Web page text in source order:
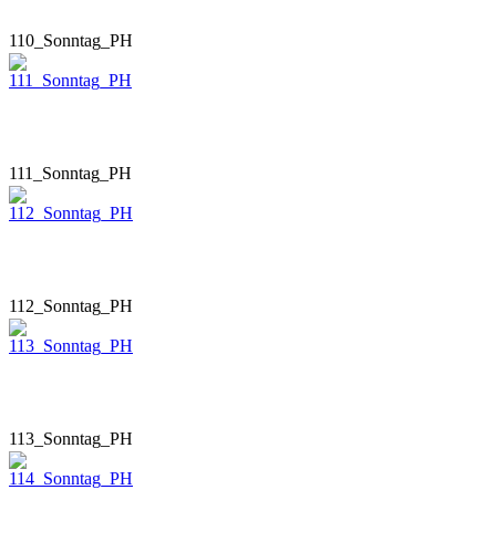
110_Sonntag_PH
111_Sonntag_PH
112_Sonntag_PH
113_Sonntag_PH